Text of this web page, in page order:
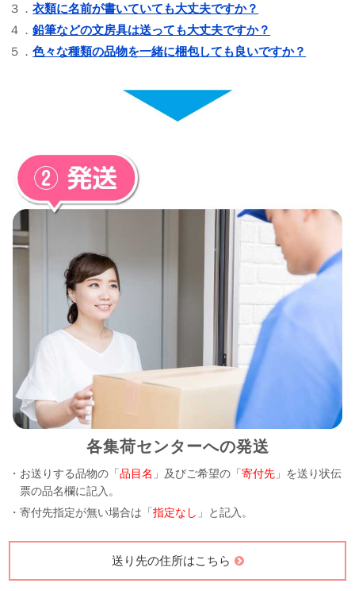
３．衣類に名前が書いていても大丈夫ですか？
４．鉛筆などの文房具は送っても大丈夫ですか？
５．色々な種類の品物を一緒に梱包しても良いですか？
各集荷センターへの発送
・お送りする品物の「品目名 」及びご希望の「寄付先 」を送り状伝
票の品名欄に記入。
・寄付先指定が無い場合は「指定なし 」と記入。
送り先の住所はこちら